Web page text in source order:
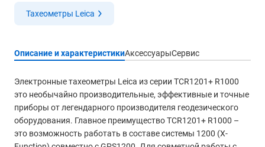
Тахеометры Leica
Описание и характеристикиАксессуарыСервис
Электронные тахеометры Leica из серии TCR1201+ R1000
это необычайно производительные, эффективные и точные
приборы от легендарного производителя геодезического
оборудования. Главное преимущество TCR1201+ R1000 –
это возможность работать в составе системы 1200 (X-